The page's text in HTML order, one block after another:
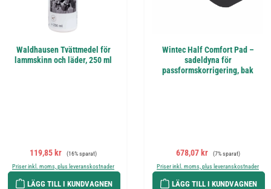
Waldhausen Tvättmedel för
lammskinn och läder, 250 ml
Försäljningspris:
119,85 kr Ordinarie pris:
(16% sparat)
Priser inkl. moms, plus leveranskostnader
LÄGG TILL I KUNDVAGNEN
Wintec Half Comfort Pad –
sadeldyna för
passformskorrigering, bak
Försäljningspris:
678,07 kr Ordinarie pris:
(7% sparat)
Priser inkl. moms, plus leveranskostnader
LÄGG TILL I KUNDVAGNEN